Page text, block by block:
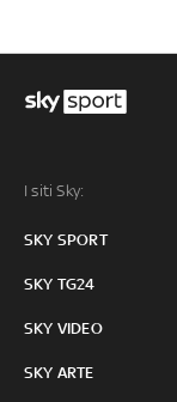
I siti Sky:
SKY SPORT
SKY TG24
SKY VIDEO
SKY ARTE